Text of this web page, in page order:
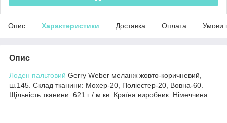
Опис Характеристики Доставка Оплата Умови
Опис
Лоден пальтовий Gerry Weber меланж жовто-коричневий,
ш.145. Склад тканини: Мохер-20, Поліестер-20, Вовна-60.
Щільність тканини: 621 г / м.кв. Країна виробник: Німеччина.